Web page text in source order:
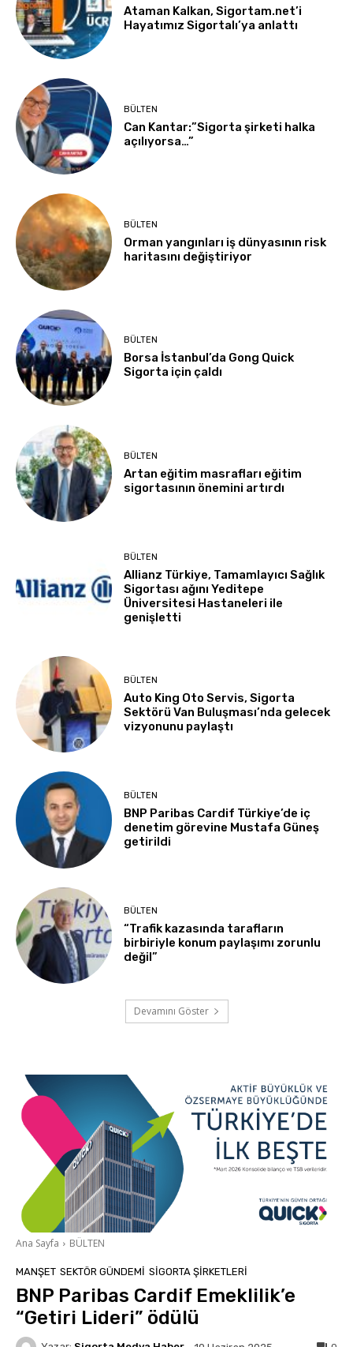
Ataman Kalkan, Sigortam.net’i
Hayatımız Sigortalı’ya anlattı
BÜLTEN
Can Kantar:”Sigorta şirketi halka
açılıyorsa…”
BÜLTEN
Orman yangınları iş dünyasının risk
haritasını değiştiriyor
BÜLTEN
Borsa İstanbul’da Gong Quick
Sigorta için çaldı
BÜLTEN
Artan eğitim masrafları eğitim
sigortasının önemini artırdı
BÜLTEN
Allianz Türkiye, Tamamlayıcı Sağlık
Sigortası ağını Yeditepe
Üniversitesi Hastaneleri ile
genişletti
BÜLTEN
Auto King Oto Servis, Sigorta
Sektörü Van Buluşması’nda gelecek
vizyonunu paylaştı
BÜLTEN
BNP Paribas Cardif Türkiye’de iç
denetim görevine Mustafa Güneş
getirildi
BÜLTEN
“Trafik kazasında tarafların
birbiriyle konum paylaşımı zorunlu
değil”
Devamını Göster